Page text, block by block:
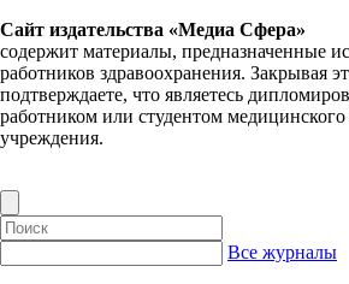
Сайт издательства «Медиа Сфера»
содержит материалы, предназначенные
работников здравоохранения. Закрывая
подтверждаете, что являетесь
работником или студентом медицинского
учреждения.
Все журналы